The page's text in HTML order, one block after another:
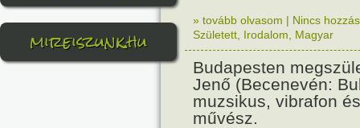
mireiszunk.hu
» tovább olvasom | Nincs
Született Irodalom Magyar
Budapesten
Jenő (Becenevén:
muzsikus, vibrafon
művész.